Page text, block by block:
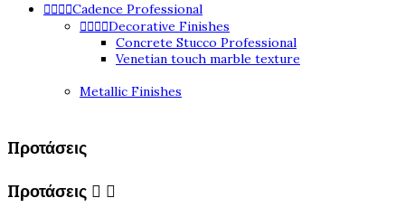
Cadence Professional
Decorative Finishes
Concrete Stucco Professional
Venetian touch marble texture
Metallic Finishes
Προτάσεις
Προτάσεις  